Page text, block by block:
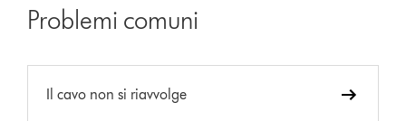
Problemi comuni
Il cavo non si riavvolge